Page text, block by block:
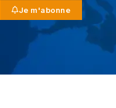
Je m'abonne